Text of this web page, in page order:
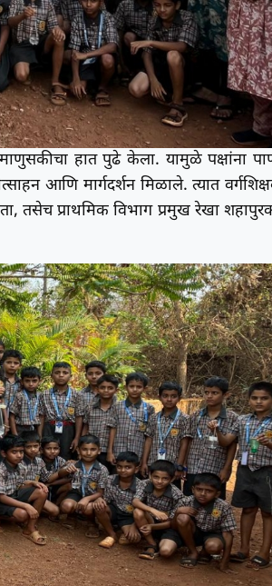
माणुसकीचा हात पुढे केला. यामुळे पक्षांना
आणि मार्गदर्शन मिळाले. त्यात
तसेच प्राथमिक विभाग प्रमुख रेखा